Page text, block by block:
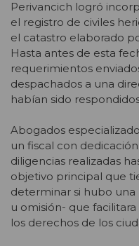
Perivancich logró
el registro de civiles
el catastro elaborado
Hasta antes de esta
requerimientos
despachados a una
habían sido
Abogados
un fiscal con
diligencias realizadas
objetivo principal que
determinar si hubo
u omisión- que
los derechos de los